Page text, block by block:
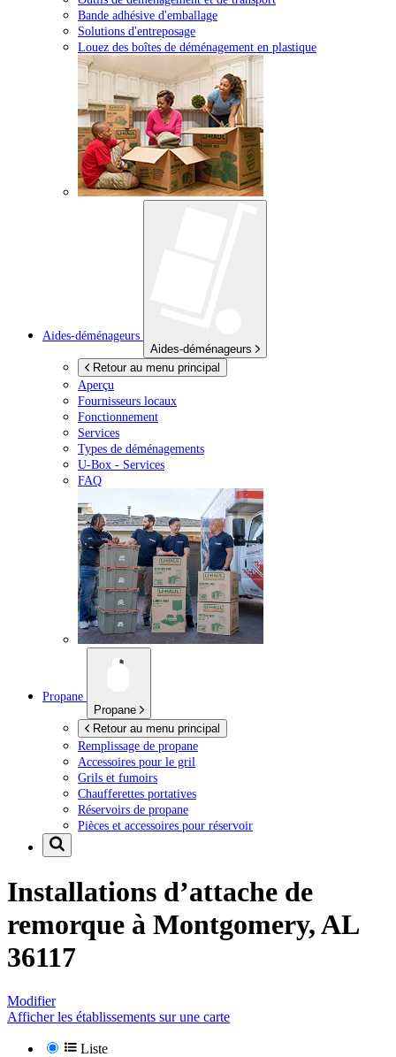
Bande adhésive d'emballage
Solutions d'entreposage
Louez des boîtes de déménagement en plastique
Aides-déménageurs
Aides-déménageurs
Retour au menu principal
Aperçu
Fournisseurs locaux
Fonctionnement
Services
Types de déménagements
U-Box - Services
FAQ
Propane
Propane
Retour au menu principal
Remplissage de propane
Accessoires pour le gril
Grils et fumoirs
Chaufferettes portatives
Réservoirs de propane
Pièces et accessoires pour réservoir
Installations d’attache de
remorque à Montgomery, AL
36117
Modifier
Afficher les établissements sur une carte
Liste